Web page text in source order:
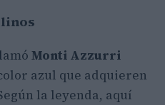
Monti Azzurri
azul que adquieren
la leyenda, aquí